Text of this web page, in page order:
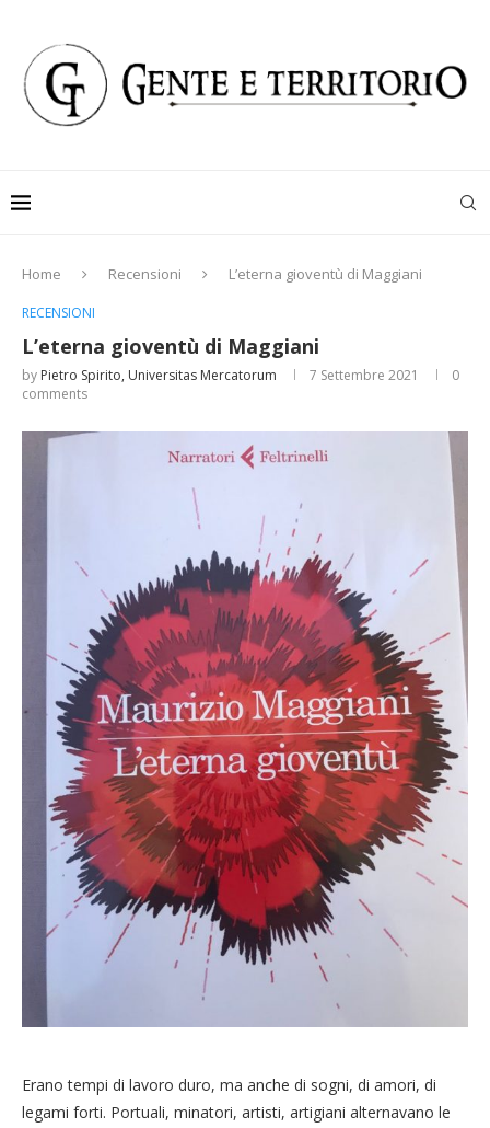
Home Recensioni L’eterna gioventù di Maggiani
RECENSIONI
L’eterna gioventù di Maggiani
by Pietro Spirito, Universitas Mercatorum 7 Settembre 2021
0
comments
Erano tempi di lavoro duro, ma anche di sogni, di amori, di
legami forti. Portuali, minatori, artisti, artigiani alternavano le